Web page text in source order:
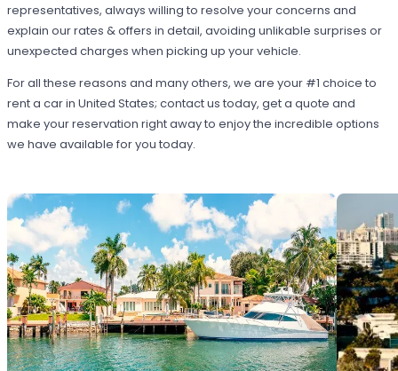
representatives, always willing to resolve your concerns and
explain our rates & offers in detail, avoiding unlikable surprises or
unexpected charges when picking up your vehicle.
For all these reasons and many others, we are your #1 choice to
rent a car in United States; contact us today, get a quote and
make your reservation right away to enjoy the incredible options
we have available for you today.